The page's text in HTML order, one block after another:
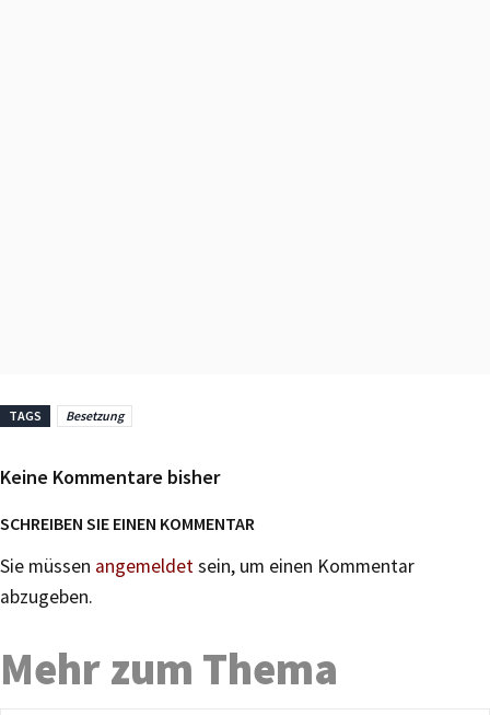
TAGS Besetzung
Keine Kommentare bisher
SCHREIBEN SIE EINEN KOMMENTAR
Sie müssen angemeldetsein, um einen Kommentar
abzugeben.
Mehr zum Thema